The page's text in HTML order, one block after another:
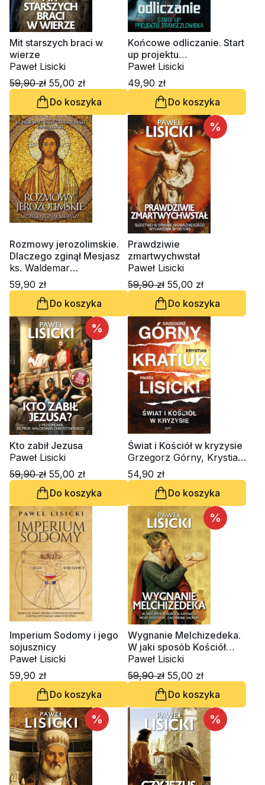
Mit starszych braci w
wierze
Paweł Lisicki
59,90 zł 55,00 zł
Do koszyka
Końcowe odliczanie. Start
up projektu
transczłowieka
Paweł Lisicki
49,90 zł
Do koszyka
Rozmowy jerozolimskie.
Dlaczego zginął Mesjasz
ks. Waldemar
Chrostowski, Paweł Lisicki
59,90 zł
Do koszyka
%
Prawdziwie
zmartwychwstał
Paweł Lisicki
59,90 zł 55,00 zł
Do koszyka
%
Kto zabił Jezusa
Paweł Lisicki
59,90 zł 55,00 zł
Do koszyka
Świat i Kościół w kryzysie
Grzegorz Górny, Krystian
Kratiuk, Paweł Lisicki
54,90 zł
Do koszyka
Imperium Sodomy i jego
sojusznicy
Paweł Lisicki
59,90 zł
Do koszyka
%
Wygnanie Melchizedeka.
W jaki sposób Kościół
katolicki może odzyskać
zgubione sacrum
Paweł Lisicki
59,90 zł 55,00 zł
Do koszyka
% %